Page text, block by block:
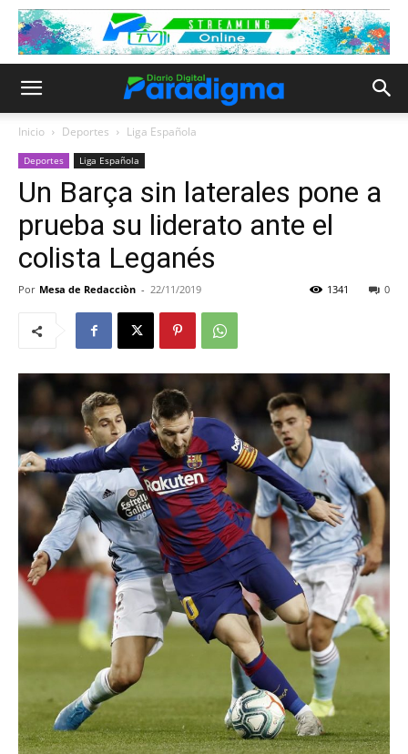
Inicio Deportes Liga Española
Deportes Liga Española
Un Barça sin laterales pone a
prueba su liderato ante el
colista Leganés
Por Mesa de Redacciòn - 22/11/2019 0
1341